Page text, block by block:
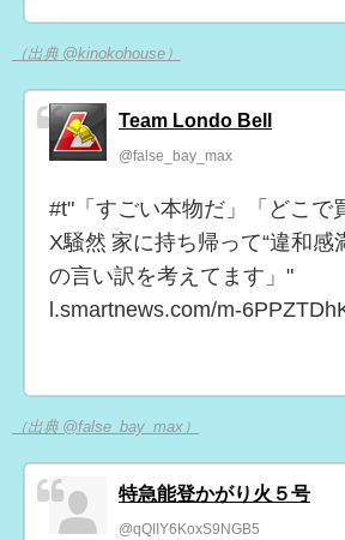
（出典 @kinokohouse）
Team Londo Bell
@false_bay_max
#t"「すごい本物だ」「どこで
X騒然 家に持ち帰って“違和感
の言い訳を考えてます」"
l.smartnews.com/m-
（出典 @false_bay_max）
特急能登かがり火５号
@qQIIY6KoxS9NGB5